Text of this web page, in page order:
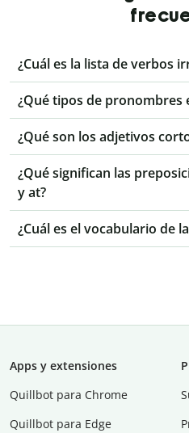
¿Cuál es la lista de verbos
¿Qué tipos de pronombres
¿Qué son los adjetivos
¿Qué significan las
y at?
¿Cuál es el vocabulario de
Apps y extensiones
Quillbot para Chrome
Quillbot para Edge